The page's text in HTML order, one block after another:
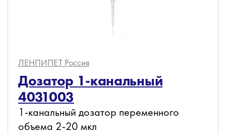
ЛЕНПИПЕТ Россия
Дозатор 1-канальный
4031003
1-канальный дозатор переменного
объема 2-20 мкл